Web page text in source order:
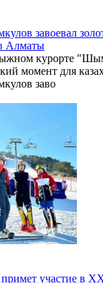
завоевал
Алматы
курорте
момент для
заво
примет участие в